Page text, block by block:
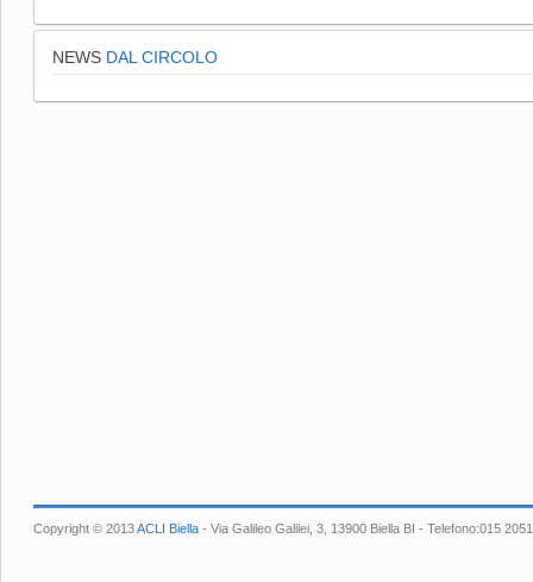
NEWS DAL CIRCOLO
Copyright © 2013ACLI Biella - Via Galileo Galilei, 3, 13900 Biella BI - Telefono:015